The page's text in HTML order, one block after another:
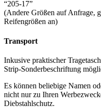
“205-17”
(Andere Größen auf Anfrage,
Reifengrößen an)
Transport
Inkusive praktischer
Strip-Sonderbeschriftung
Es können beliebige Namen
nicht nur zu Ihren
Diebstahlschutz.